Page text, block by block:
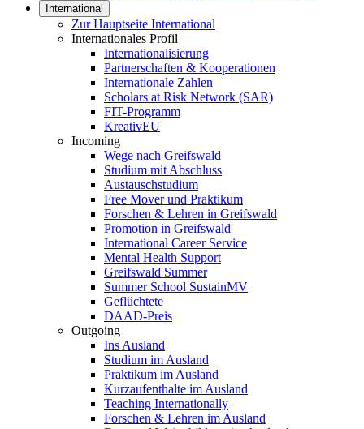
International
Zur Hauptseite International
Internationales Profil
Internationalisierung
Partnerschaften & Kooperationen
Internationale Zahlen
Scholars at Risk Network (SAR)
FIT-Programm
KreativEU
Incoming
Wege nach Greifswald
Studium mit Abschluss
Austauschstudium
Free Mover und Praktikum
Forschen & Lehren in Greifswald
Promotion in Greifswald
International Career Service
Mental Health Support
Greifswald Summer
Summer School SustainMV
Geflüchtete
DAAD-Preis
Outgoing
Ins Ausland
Studium im Ausland
Praktikum im Ausland
Kurzaufenthalte im Ausland
Teaching Internationally
Forschen & Lehren im Ausland